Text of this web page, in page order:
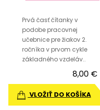
Prvá časť čítanky v
podobe pracovnej
učebnice pre žiakov 2.
ročníka v prvom cykle
základného vzdeláv..
8,00 €
VLOŽIŤ DO KOŠÍKA